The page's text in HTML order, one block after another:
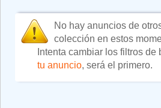
No hay anuncios de
colección en estos
Intenta cambiar los filtros de
tu anuncio, será el primero.